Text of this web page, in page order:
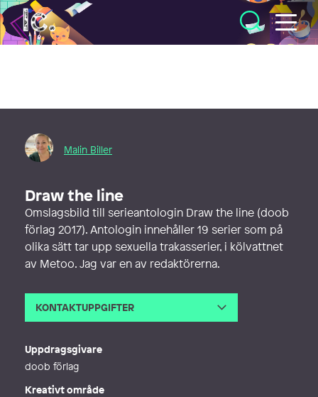
Illustratörcentrum
Malin Biller
Draw the line
Omslagsbild till serieantologin Draw the line (doob
förlag 2017). Antologin innehåller 19 serier som på
olika sätt tar upp sexuella trakasserier, i kölvattnet
av Metoo. Jag var en av redaktörerna.
KONTAKTUPPGIFTER
Webb http://www.malinbiller.com
Uppdragsgivare
doob förlag
Kreativt område